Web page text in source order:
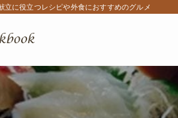
立に役立つレシピや外食におすすめのグルメ